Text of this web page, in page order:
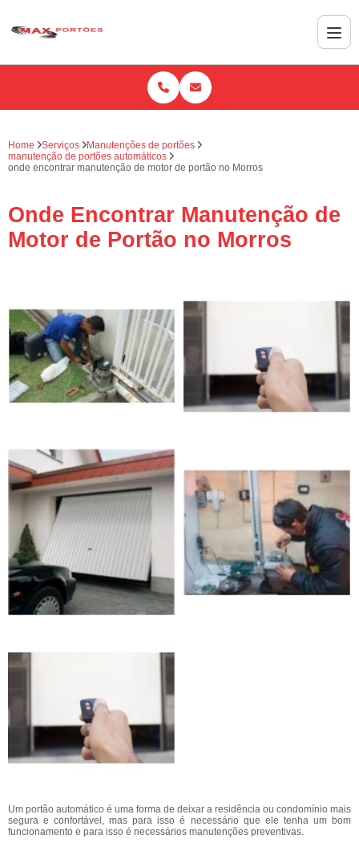
Home Serviços
Manutenções de portões
manutenção de portões automáticos
onde encontrar manutenção de motor de portão no Morros
Onde Encontrar Manutenção de
Motor de Portão no Morros
Um portão automático é uma forma de deixar a residência ou condomínio mais
segura e confortável, mas para isso é necessário que ele tenha um bom
funcionamento e para isso é necessários manutenções preventivas.